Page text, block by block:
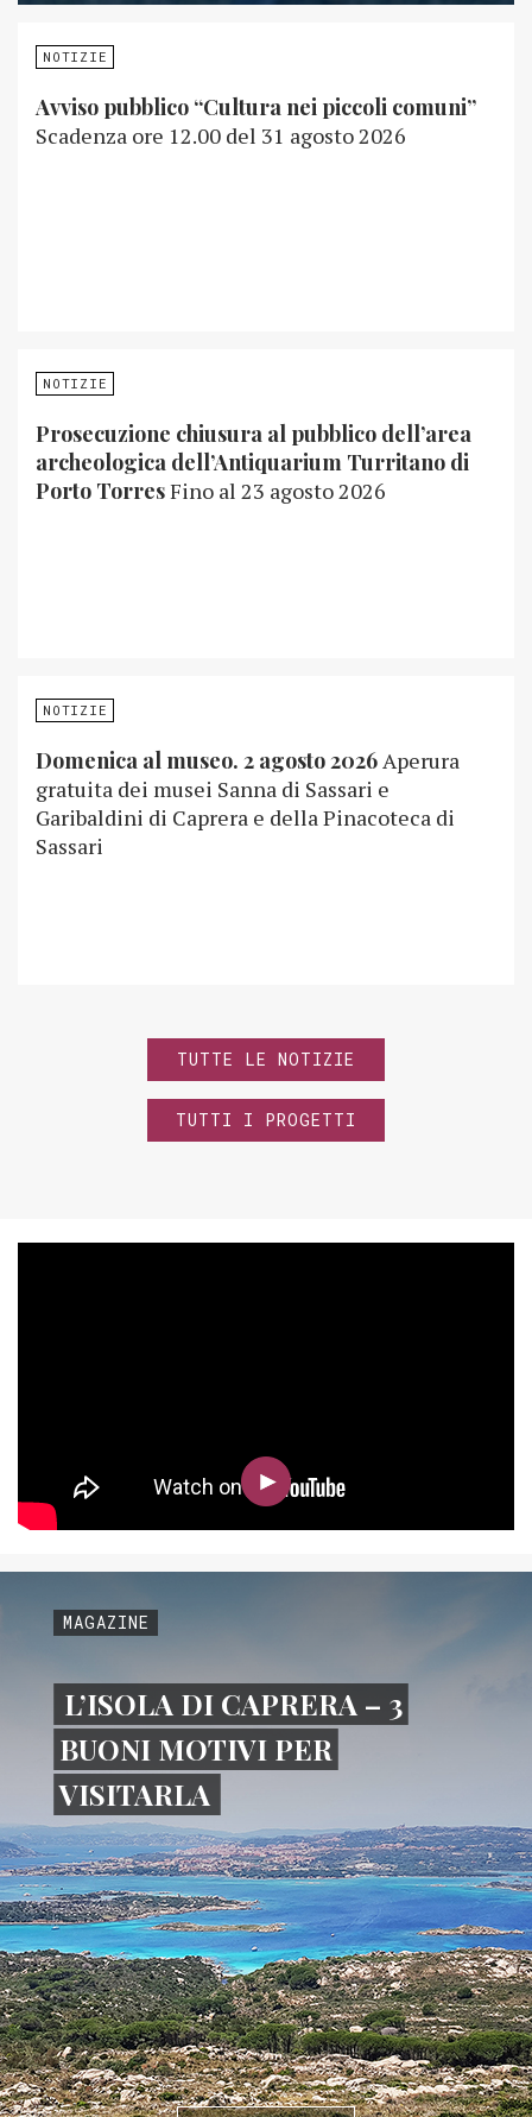
NOTIZIE
Avviso pubblico “Cultura nei piccoli comuni”
Scadenza ore 12.00 del 31 agosto 2026
NOTIZIE
Prosecuzione chiusura al pubblico dell’area
archeologica dell’Antiquarium Turritano di
Porto TorresFino al 23 agosto 2026
NOTIZIE
Domenica al museo. 2 agosto 2026Aperura
gratuita dei musei Sanna di Sassari e
Garibaldini di Caprera e della Pinacoteca di
Sassari
TUTTE LE NOTIZIE
TUTTI I PROGETTI
MAGAZINE
L’ISOLA DI CAPRERA – 3
BUONI MOTIVI PER
VISITARLA